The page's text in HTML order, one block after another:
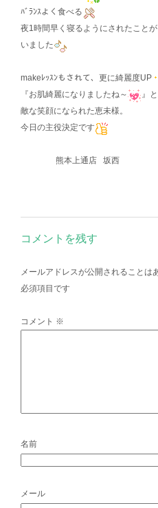
ﾊﾞﾗﾝｽよく食べる
夜1時間早く寝るようにされたこと
いました
makeﾚｯｽﾝもされて、更に綺麗度UP
『お肌綺麗になりましたね～
』
敵な笑顔になられた恵未様。
今日の主役決定です
熊本上通店 坂西
コメントを残す
メールアドレスが公開されることは
必須項目です
コメント ※
名前
メール